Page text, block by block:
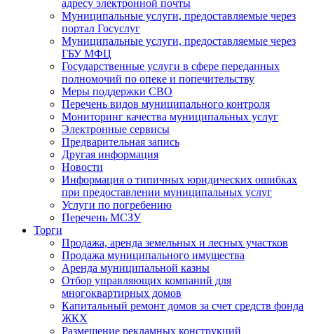
адресу электронной почты
Муниципальные услуги, предоставляемые через
портал Госуслуг
Муниципальные услуги, предоставляемые через
ГБУ МФЦ
Государственные услуги в сфере переданных
полномочий по опеке и попечительству
Меры поддержки СВО
Перечень видов муниципального контроля
Мониторинг качества муниципальных услуг
Электронные сервисы
Предварительная запись
Другая информация
Новости
Информация о типичных юридических ошибках
при предоставлении муниципальных услуг
Услуги по погребению
Перечень МСЗУ
Торги
Продажа, аренда земельных и лесных участков
Продажа муниципального имущества
Аренда муниципальной казны
Отбор управляющих компаний для
многоквартирных домов
Капитальный ремонт домов за счет средств фонда
ЖКХ
Размещение рекламных конструкций